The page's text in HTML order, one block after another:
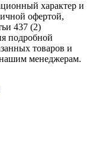
характер и
офертой,
437 (2)
подробной
товаров и
менеджерам.